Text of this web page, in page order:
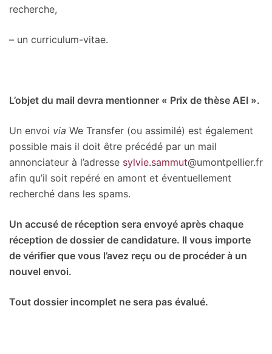
recherche,
– un curriculum-vitae.
L’objet du mail devra mentionner « Prix de thèse AEI ».
Un envoi via We Transfer (ou assimilé) est également
possible mais il doit être précédé par un mail
annonciateur à l’adresse sylvie.sammut@umontpellier.fr
afin qu’il soit repéré en amont et éventuellement
recherché dans les spams.
Un accusé de réception sera envoyé après chaque
réception de dossier de candidature. Il vous importe
de vérifier que vous l’avez reçu ou de procéder à un
nouvel envoi.
Tout dossier incomplet ne sera pas évalué.